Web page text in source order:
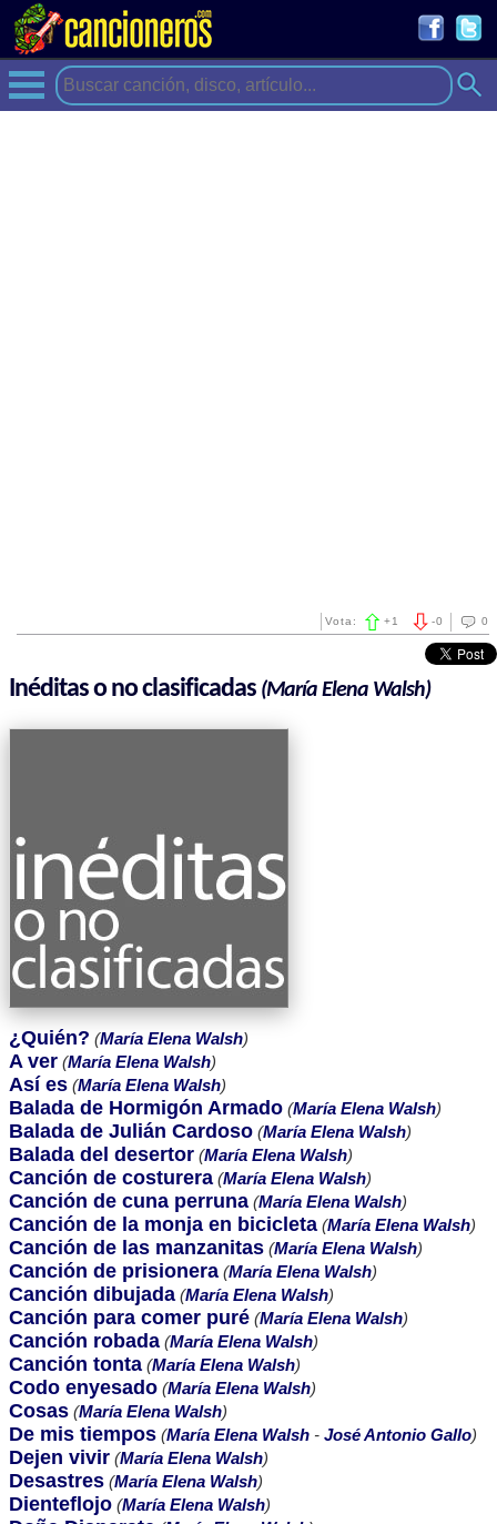
0
-0
Vota: +1
Inéditas o no clasificadas (María Elena Walsh)
¿Quién? (María Elena Walsh)
A ver (María Elena Walsh)
Así es (María Elena Walsh)
Balada de Hormigón Armado (María Elena Walsh)
Balada de Julián Cardoso (María Elena Walsh)
Balada del desertor (María Elena Walsh)
Canción de costurera (María Elena Walsh)
Canción de cuna perruna (María Elena Walsh)
Canción de la monja en bicicleta (María Elena Walsh)
Canción de las manzanitas (María Elena Walsh)
Canción de prisionera (María Elena Walsh)
Canción dibujada (María Elena Walsh)
Canción para comer puré (María Elena Walsh)
Canción robada (María Elena Walsh)
Canción tonta (María Elena Walsh)
Codo enyesado (María Elena Walsh)
Cosas (María Elena Walsh)
De mis tiempos (María Elena Walsh - José Antonio Gallo)
Dejen vivir (María Elena Walsh)
Desastres (María Elena Walsh)
Dienteflojo (María Elena Walsh)